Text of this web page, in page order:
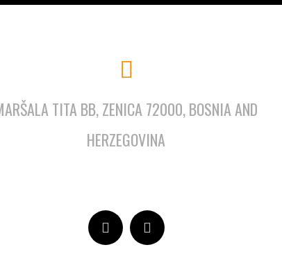
TITA BB, ZENICA 72000, BOSNIA AND
HERZEGOVINA